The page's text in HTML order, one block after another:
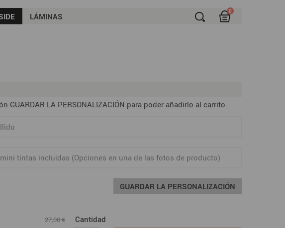
LÁMINAS
0
GUARDAR LA PERSONALIZACIÓN para poder añadirlo al carrito.
GUARDAR LA PERSONALIZACIÓN
27,00 € Cantidad